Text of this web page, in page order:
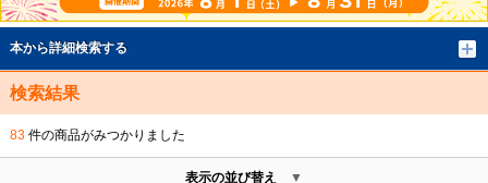
本から詳細検索する
検索結果
83件の商品がみつかりました
表示の並び替え